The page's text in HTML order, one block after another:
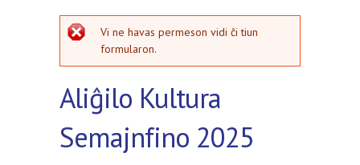
erarmesaĝo
Vi ne havas permeson vidi ĉi tiun
formularon.
Aliĝilo Kultura
Semajnfino 2025